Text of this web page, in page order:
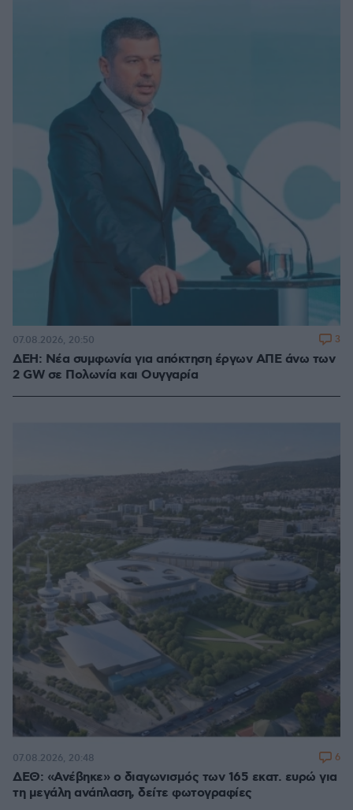
ΔΕΗ: Νέα συμφωνία για απόκτηση έργων ΑΠΕ άνω των
2 GW σε Πολωνία και Ουγγαρία
07.08.2026, 20:50 3
ΔΕΘ: «Ανέβηκε» ο διαγωνισμός των 165 εκατ. ευρώ για
τη μεγάλη ανάπλαση, δείτε φωτογραφίες
07.08.2026, 20:48 6